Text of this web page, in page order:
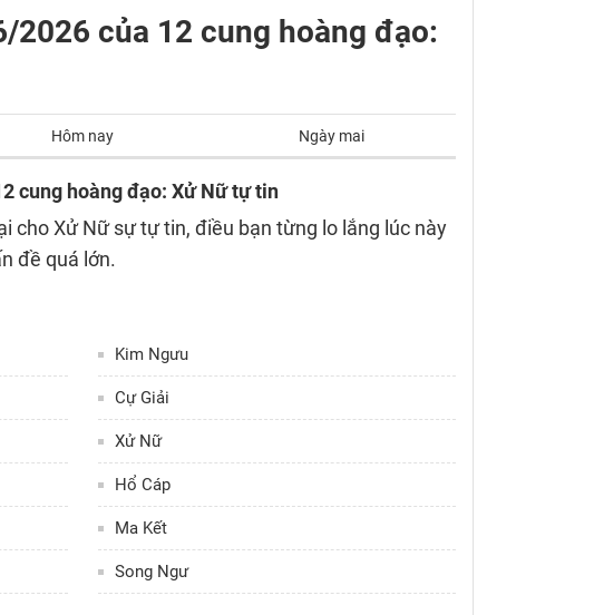
2026 của 12 cung hoàng đạo:
Hôm nay Ngày mai
cung hoàng đạo: Xử Nữ tự tin
cho Xử Nữ sự tự tin, điều bạn từng lo lắng lúc này
đề quá lớn.
Kim Ngưu
Cự Giải
Xử Nữ
Hổ Cáp
Ma Kết
Song Ngư